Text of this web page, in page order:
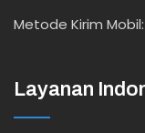
Metode Kirim
Layanan